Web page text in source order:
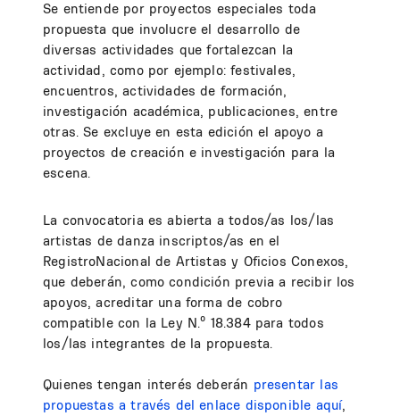
Se entiende por proyectos especiales toda
propuesta que involucre el desarrollo de
diversas actividades que fortalezcan la
actividad, como por ejemplo: festivales,
encuentros, actividades de formación,
investigación académica, publicaciones, entre
otras. Se excluye en esta edición el apoyo a
proyectos de creación e investigación para la
escena.
La convocatoria es abierta a todos/as los/las
artistas de danza inscriptos/as en el
RegistroNacional de Artistas y Oficios Conexos,
que deberán, como condición previa a recibir los
apoyos, acreditar una forma de cobro
compatible con la Ley N.º 18.384 para todos
los/las integrantes de la propuesta.
Quienes tengan interés deberán presentar las
propuestas a través del enlace disponible aquí,